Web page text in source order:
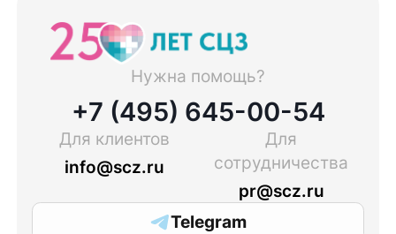
Нужна помощь?
+7 (495) 645-00-54
Для клиентов
info@scz.ru
Для
сотрудничества
pr@scz.ru
Telegram